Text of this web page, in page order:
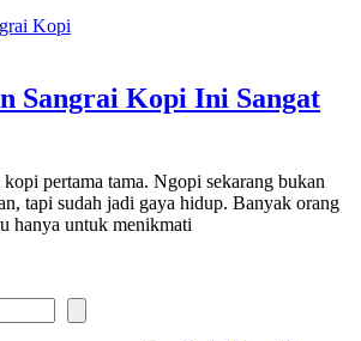
Sangrai Kopi Ini Sangat
pertama tama. Ngopi sekarang bukan
tapi sudah jadi gaya hidup. Banyak orang
hanya untuk menikmati